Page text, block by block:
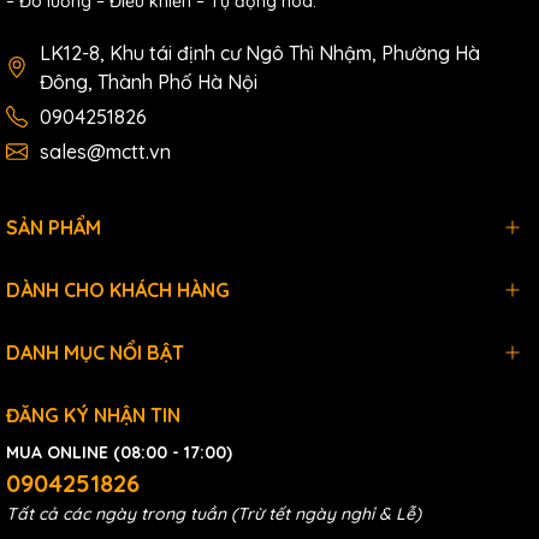
732 CR
Serial-to-Ethernet Device Server with 4x DI and
4x DO (RoHS)
Includes CA-0910 Cable
LK12-8, Khu tái định cư Ngô Thì Nhậm, Phường Hà
Đông, Thành Phố Hà Nội
0904251826
sales@mctt.vn
SẢN PHẨM
DÀNH CHO KHÁCH HÀNG
DANH MỤC NỔI BẬT
ĐĂNG KÝ NHẬN TIN
MUA ONLINE (08:00 - 17:00)
0904251826
Tất cả các ngày trong tuần (Trừ tết ngày nghỉ & Lễ)